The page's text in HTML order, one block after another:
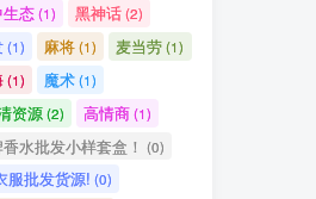
态(1) 黑神话(2)
(1) 麻将(1) 麦当劳(1)
(1) 魔术(1)
资源(2) 高情商(1)
水批发小样套盒！ (0)
服批发货源! (0)